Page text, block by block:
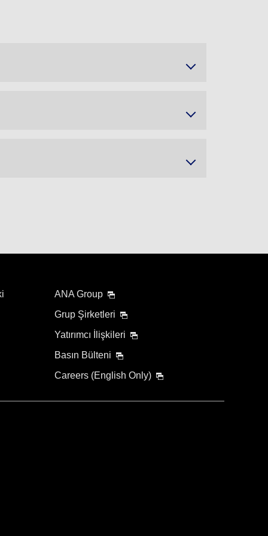
ANA Group
Grup Şirketleri
Yatırımcı İlişkileri
Basın Bülteni
Careers (English Only)